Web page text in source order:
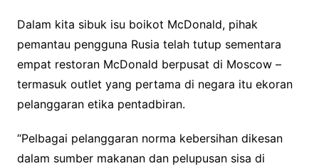
Dalam kita sibuk isu boikot McDonald, pihak
pemantau pengguna Rusia telah tutup sementara
empat restoran McDonald berpusat di Moscow –
termasuk outlet yang pertama di negara itu ekoran
pelanggaran etika pentadbiran.
“Pelbagai pelanggaran norma kebersihan dikesan
dalam sumber makanan dan pelupusan sisa di